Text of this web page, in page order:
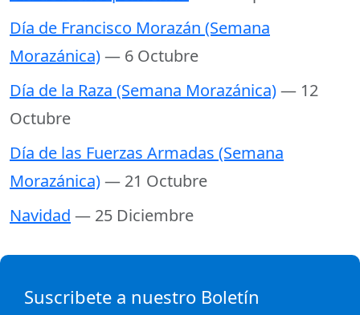
Día de Francisco Morazán (Semana
Morazánica)— 6 Octubre
Día de la Raza (Semana Morazánica)— 12
Octubre
Día de las Fuerzas Armadas (Semana
Morazánica)— 21 Octubre
Navidad — 25 Diciembre
Suscribete a nuestro Boletín